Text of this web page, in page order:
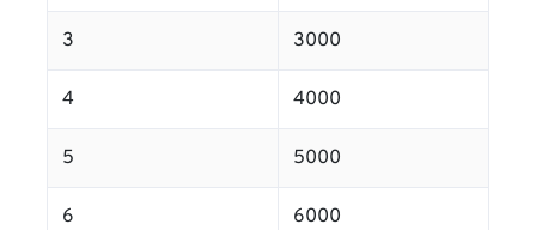
3 3000
4 4000
5 5000
6 6000